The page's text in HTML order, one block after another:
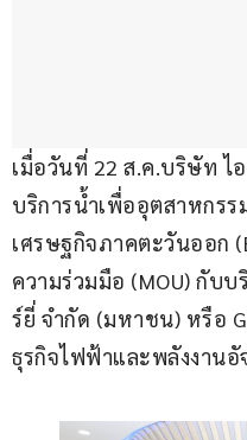
เมื่อวันที่ 22 ส.ค.บริษัท ไ
บริการน้ำเพื่ออุตสาหกร
เศรษฐกิจภาคตะวันออก
ความร่วมมือ (MOU) กับ
ร์ยี่ จำกัด (มหาชน) หรือ
ธุรกิจไฟฟ้าและพลังงาน